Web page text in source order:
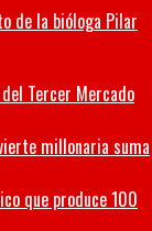
de la bióloga Pilar
Tercer Mercado
millonaria suma
que produce 100